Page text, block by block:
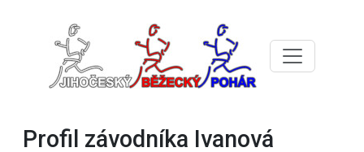
Profil závodníka Ivanová